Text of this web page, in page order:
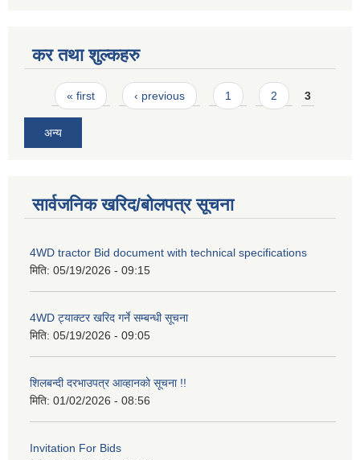
कर तथा शुल्कहरु
Pages
« first ‹ previous 1 2 3
अन्य
सार्वजनिक खरिद/बोलपत्र सूचना
4WD tractor Bid document with technical specifications
मिति: 05/19/2026 - 09:15
4WD ट्याक्टर खरिद गर्ने सम्बन्धी सूचना
मिति: 05/19/2026 - 09:05
शिलबन्दी दरभाउपत्र आव्हानको सूचना !!
मिति: 01/02/2026 - 08:56
Invitation For Bids